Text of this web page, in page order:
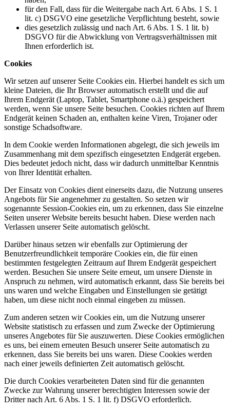
für den Fall, dass für die Weitergabe nach Art. 6 Abs. 1 S. 1
lit. c) DSGVO eine gesetzliche Verpflichtung besteht, sowie
dies gesetzlich zulässig und nach Art. 6 Abs. 1 S. 1 lit. b)
DSGVO für die Abwicklung von Vertragsverhältnissen mit
Ihnen erforderlich ist.
Cookies
Wir setzen auf unserer Seite Cookies ein. Hierbei handelt es sich um
kleine Dateien, die Ihr Browser automatisch erstellt und die auf
Ihrem Endgerät (Laptop, Tablet, Smartphone o.ä.) gespeichert
werden, wenn Sie unsere Seite besuchen. Cookies richten auf Ihrem
Endgerät keinen Schaden an, enthalten keine Viren, Trojaner oder
sonstige Schadsoftware.
In dem Cookie werden Informationen abgelegt, die sich jeweils im
Zusammenhang mit dem spezifisch eingesetzten Endgerät ergeben.
Dies bedeutet jedoch nicht, dass wir dadurch unmittelbar Kenntnis
von Ihrer Identität erhalten.
Der Einsatz von Cookies dient einerseits dazu, die Nutzung unseres
Angebots für Sie angenehmer zu gestalten. So setzen wir
sogenannte Session-Cookies ein, um zu erkennen, dass Sie einzelne
Seiten unserer Website bereits besucht haben. Diese werden nach
Verlassen unserer Seite automatisch gelöscht.
Darüber hinaus setzen wir ebenfalls zur Optimierung der
Benutzerfreundlichkeit temporäre Cookies ein, die für einen
bestimmten festgelegten Zeitraum auf Ihrem Endgerät gespeichert
werden. Besuchen Sie unsere Seite erneut, um unsere Dienste in
Anspruch zu nehmen, wird automatisch erkannt, dass Sie bereits bei
uns waren und welche Eingaben und Einstellungen sie getätigt
haben, um diese nicht noch einmal eingeben zu müssen.
Zum anderen setzen wir Cookies ein, um die Nutzung unserer
Website statistisch zu erfassen und zum Zwecke der Optimierung
unseres Angebotes für Sie auszuwerten. Diese Cookies ermöglichen
es uns, bei einem erneuten Besuch unserer Seite automatisch zu
erkennen, dass Sie bereits bei uns waren. Diese Cookies werden
nach einer jeweils definierten Zeit automatisch gelöscht.
Die durch Cookies verarbeiteten Daten sind für die genannten
Zwecke zur Wahrung unserer berechtigten Interessen sowie der
Dritter nach Art. 6 Abs. 1 S. 1 lit. f) DSGVO erforderlich.